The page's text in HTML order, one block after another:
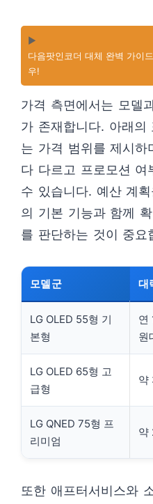
▶️
다음팟인코더 대체 완벽 가이
우!
가격 측면에서는 모델
가 존재합니다. 아래의
는 가격 범위를 제시
다 다르고 프로모션 여
수 있습니다. 예산 계
의 기본 기능과 함께
를 판단하는 것이 중요
모델군 대
LG OLED 55형 기
본형
연
원
LG OLED 65형 고
급형
약
LG QNED 75형 프
리미엄
약
또한 애프터서비스와